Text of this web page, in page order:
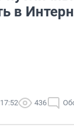
в
436